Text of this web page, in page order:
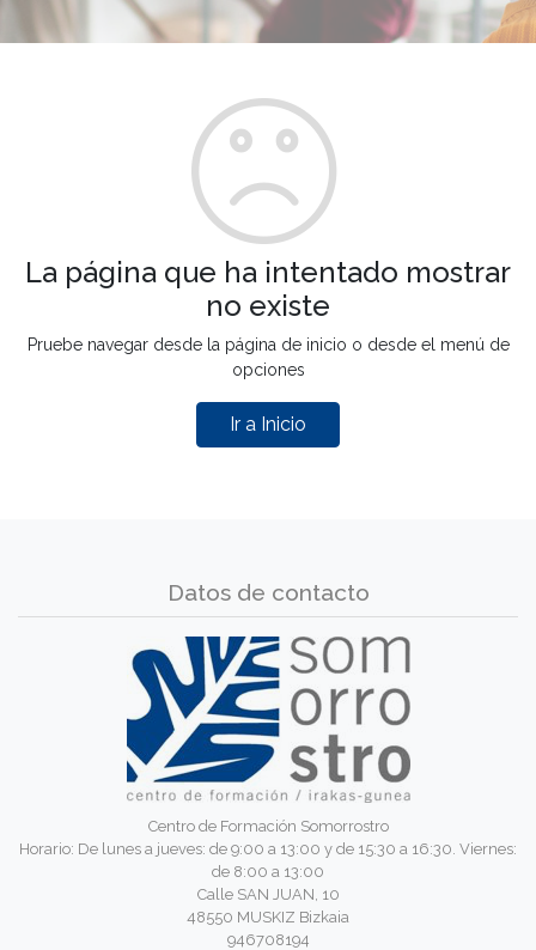
La página que ha intentado mostrar
no existe
Pruebe navegar desde la página de inicio o desde el menú de
opciones
Ir a Inicio
Datos de contacto
Centro de Formación Somorrostro
Horario: De lunes a jueves: de 9:00 a 13:00 y de 15:30 a 16:30. Viernes:
de 8:00 a 13:00
Calle SAN JUAN, 10
48550 MUSKIZ Bizkaia
946708194